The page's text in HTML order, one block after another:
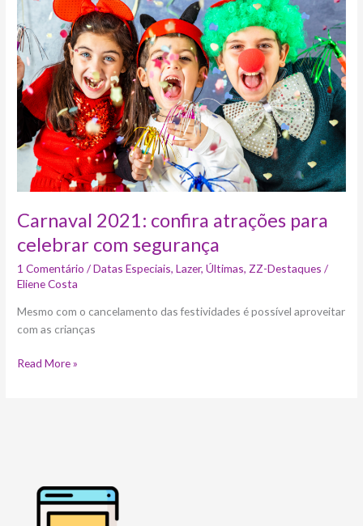
Carnaval 2021: confira atrações para
celebrar com segurança
1 Comentário /Datas Especiais,Lazer,Últimas, ZZ-Destaques /
Eliene Costa
Mesmo com o cancelamento das festividades é possível aproveitar
com as crianças
atrações
para
celebrar
com
segurança
Read More »